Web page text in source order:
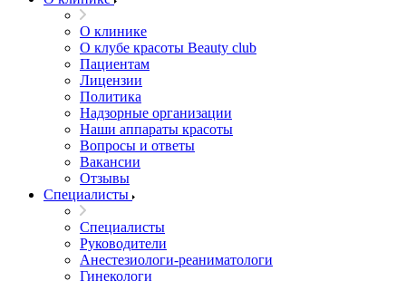
О клинике
О клубе красоты Beauty club
Пациентам
Лицензии
Политика
Надзорные организации
Наши аппараты красоты
Вопросы и ответы
Вакансии
Отзывы
Специалисты
Специалисты
Руководители
Анестезиологи-реаниматологи
Гинекологи